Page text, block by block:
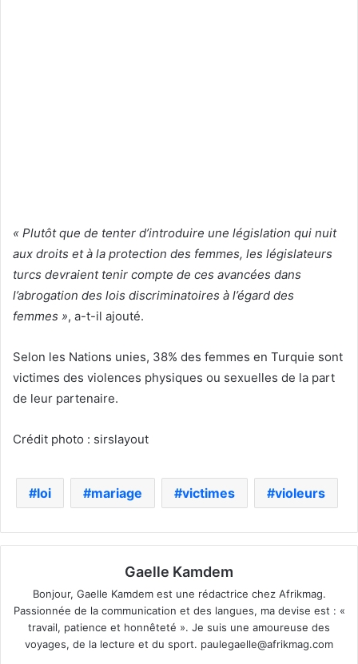
« Plutôt que de tenter d’introduire une législation qui nuit
aux droits et à la protection des femmes, les législateurs
turcs devraient tenir compte de ces avancées dans
l’abrogation des lois discriminatoires à l’égard des
femmes », a-t-il ajouté.
Selon les Nations unies, 38% des femmes en Turquie sont
victimes des violences physiques ou sexuelles de la part
de leur partenaire.
Crédit photo : sirslayout
loi mariage victimes violeurs
Gaelle Kamdem
Bonjour, Gaelle Kamdem est une rédactrice chez Afrikmag.
Passionnée de la communication et des langues, ma devise est : «
travail, patience et honnêteté ». Je suis une amoureuse des
voyages, de la lecture et du sport. paulegaelle@afrikmag.com